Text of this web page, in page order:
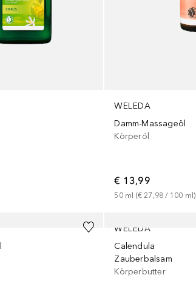
WELEDA
Damm-Massageöl
Körperöl
€ 13,99
50 ml (€ 27,98 / 100 ml)
WELEDA
Calendula
Zauberbalsam
Körperbutter